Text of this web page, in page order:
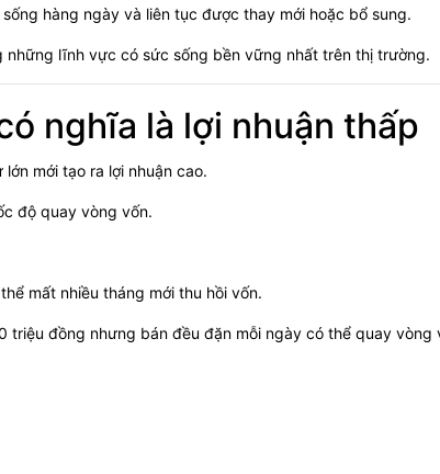
hàng ngày và liên tục được thay mới hoặc bổ sung.
lĩnh vực có sức sống bền vững nhất trên thị trường.
nghĩa là lợi nhuận thấp
mới tạo ra lợi nhuận cao.
độ quay vòng vốn.
mất nhiều tháng mới thu hồi vốn.
triệu đồng nhưng bán đều đặn mỗi ngày có thể quay vòng